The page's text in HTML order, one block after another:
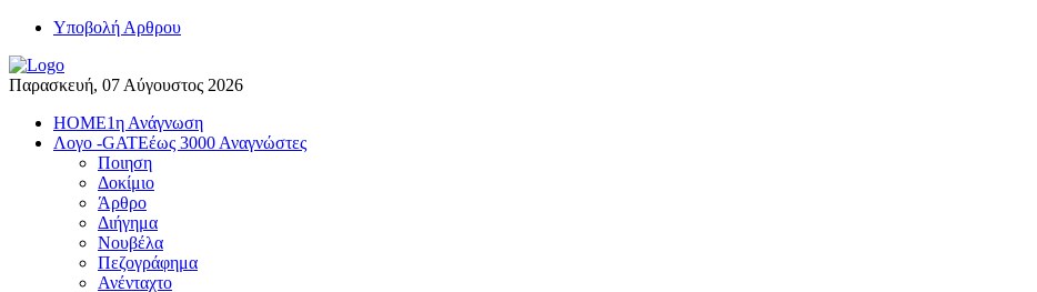
Yποβολή Αρθρου
Παρασκευή, 07 Αύγουστος 2026
HOME1η Ανάγνωση
Λογο -GATEέως 3000 Αναγνώστες
Ποιηση
Δοκίμιο
Άρθρο
Διήγημα
Νουβέλα
Πεζογράφημα
Ανένταχτο